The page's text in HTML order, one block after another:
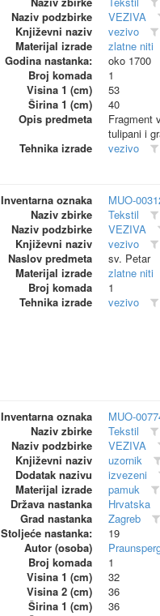
Naziv podzbirke
VEZIVA
Književni naziv
vezivo
Materijal izrade
zlatne niti
Godina nastanka:
oko 1700
Broj komada
1
Visina 1 (cm)
53
Širina 1 (cm)
40
Opis predmeta
Fragment
tulipani i
Tehnika izrade
vezivo
Inventarna oznaka
MUO-
Naziv zbirke
Tekstil
Naziv podzbirke
VEZIVA
Književni naziv
vezivo
Naslov predmeta
sv. Petar
Materijal izrade
zlatne niti
Broj komada
1
Tehnika izrade
vezivo
Inventarna oznaka
MUO-
Naziv zbirke
Tekstil
Naziv podzbirke
VEZIVA
Književni naziv
uzornik
Dodatak nazivu
izvezeni
Materijal izrade
pamuk
Država nastanka
Hrvatska
Grad nastanka
Zagreb
Stoljeće nastanka:
19
Autor (osoba)
Broj komada
1
Visina 1 (cm)
32
Visina 2 (cm)
36
Širina 1 (cm)
36